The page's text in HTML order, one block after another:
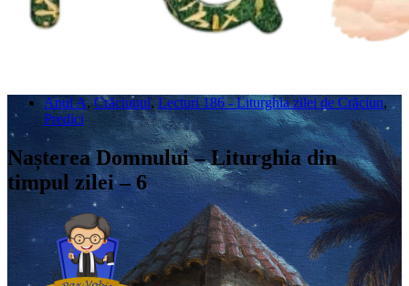
Anul A,Crăciunul,Lecturi 186 - Liturghia zilei de Crăciun,
Predici
Nașterea Domnului – Liturghia din
timpul zilei – 6